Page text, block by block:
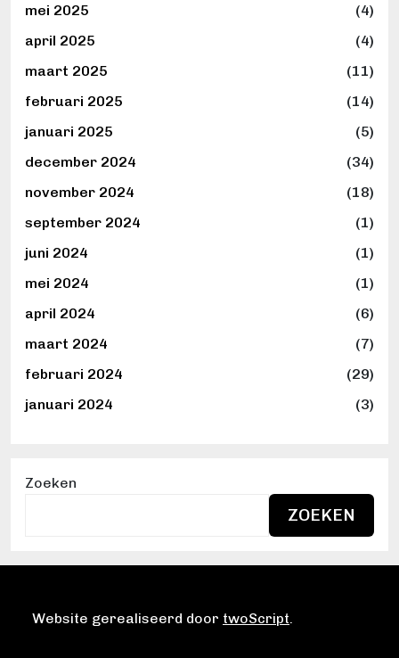
mei 2025
(4)
april 2025
(4)
maart 2025
(11)
februari 2025
(14)
januari 2025
(5)
december 2024
(34)
november 2024
(18)
september 2024
(1)
juni 2024
(1)
mei 2024
(1)
april 2024
(6)
maart 2024
(7)
februari 2024
(29)
januari 2024
(3)
Zoeken
ZOEKEN
Website gerealiseerd door twoScript.